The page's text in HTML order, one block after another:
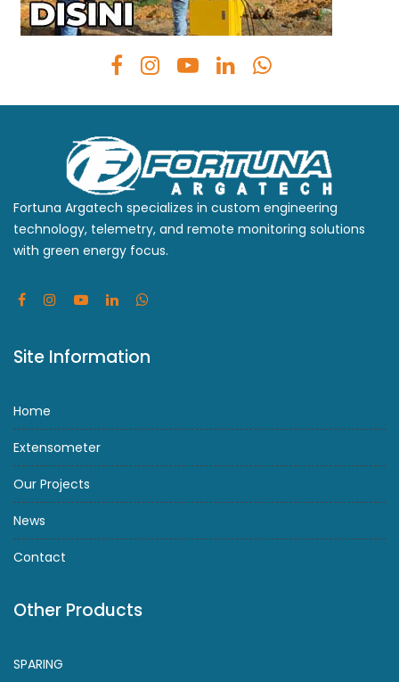
Fortuna Argatech specializes in custom engineering
technology, telemetry, and remote monitoring solutions
with green energy focus.
Site Information
Home
Extensometer
Our Projects
News
Contact
Other Products
SPARING